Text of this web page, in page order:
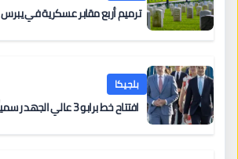
ترميم أربع مقابر عسكرية في يبرس
بلجيكا
افتتاح خط برابو 3 عالي الجهد رسمياً في ميناء أنتويرب